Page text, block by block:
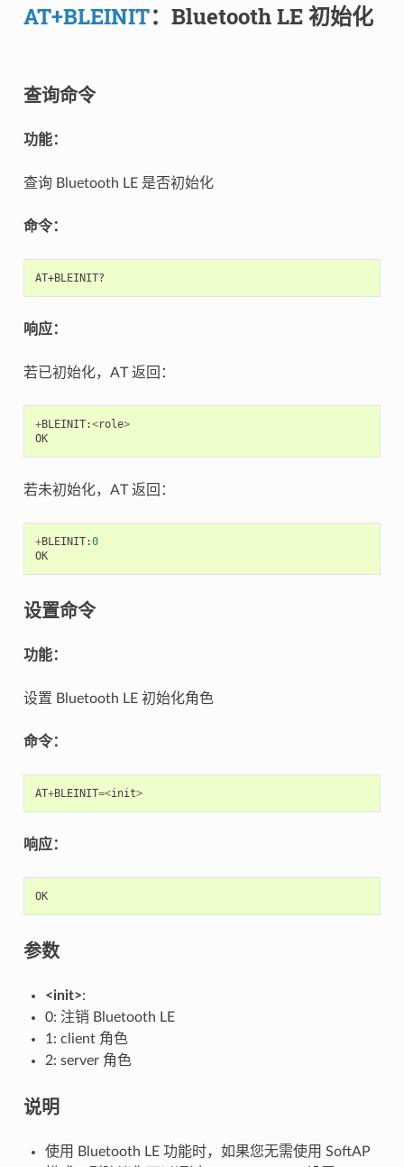
AT+BLEINIT：Bluetooth LE 初始化
查询命令
功能：
查询 Bluetooth LE 是否初始化
命令：
响应：
若已初始化，AT 返回：
+BLEINIT:<role>
OK
若未初始化，AT 返回：
+BLEINIT:0
OK
设置命令
功能：
设置 Bluetooth LE 初始化角色
命令：
AT+BLEINIT=<init>
响应：
OK
参数
<init>:
0: 注销 Bluetooth LE
1: client 角色
2: server 角色
说明
使用 Bluetooth LE 功能时，如果您无需使用 SoftAP